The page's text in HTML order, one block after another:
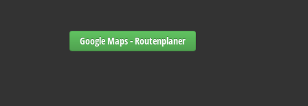
Google Maps - Routenplaner